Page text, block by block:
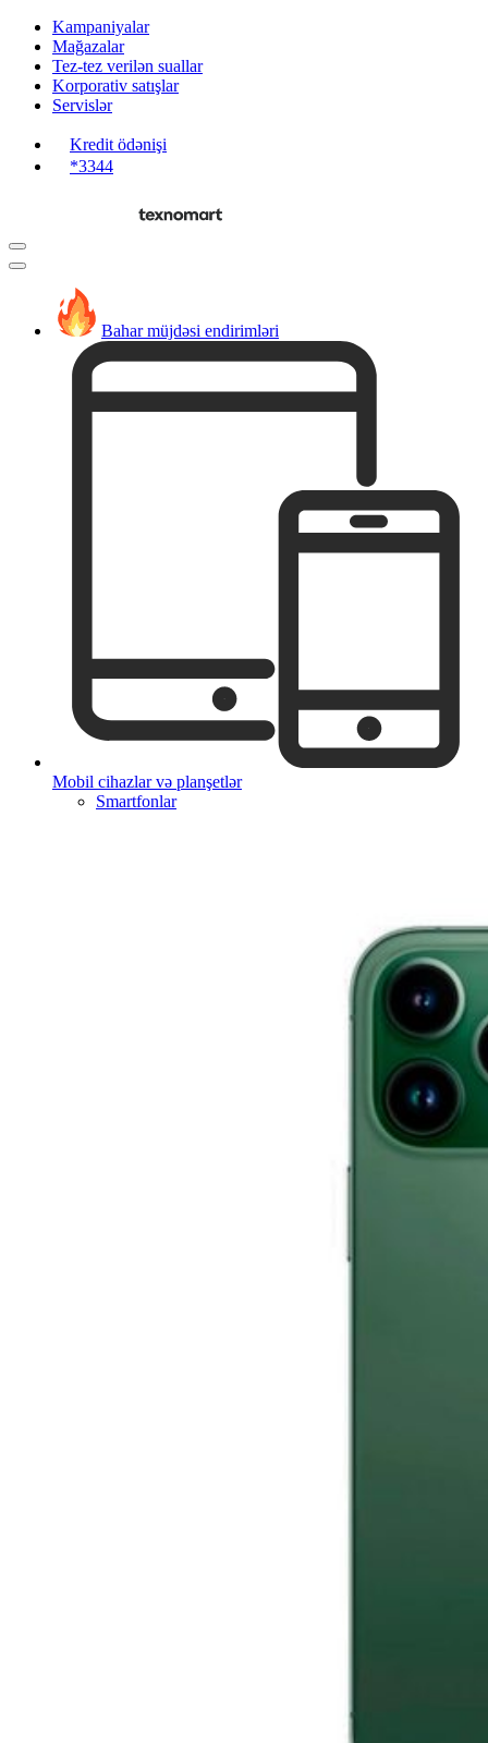
Kampaniyalar
Mağazalar
Tez-tez verilən suallar
Korporativ satışlar
Servislər
Kredit ödənişi
*3344
Bahar müjdəsi endirimləri
Mobil cihazlar və planşetlər
Smartfonlar